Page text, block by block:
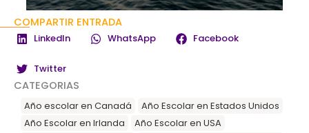
COMPARTIR ENTRADA
LinkedIn WhatsApp Facebook
Twitter
CATEGORIAS
Año escolar en Canadá
Año Escolar en Estados Unidos
Año Escolar en Irlanda
Año Escolar en USA